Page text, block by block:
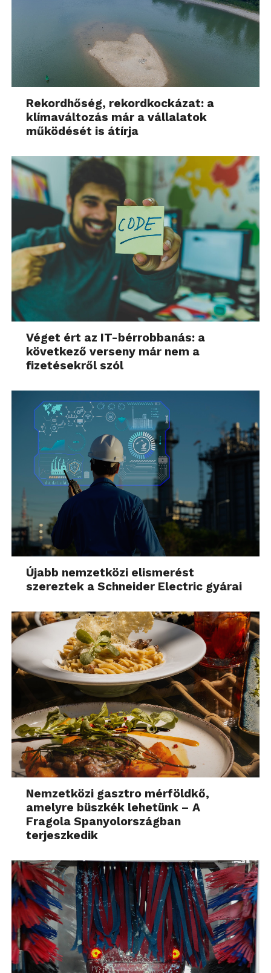
Rekordhőség, rekordkockázat: a
klímaváltozás már a vállalatok
működését is átírja
Véget ért az IT-bérrobbanás: a
következő verseny már nem a
fizetésekről szól
Újabb nemzetközi elismerést
szereztek a Schneider Electric gyárai
Nemzetközi gasztro mérföldkő,
amelyre büszkék lehetünk – A
Fragola Spanyolországban
terjeszkedik